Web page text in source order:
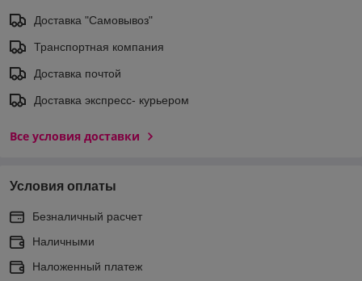
Доставка "Самовывоз"
Транспортная компания
Доставка почтой
Доставка экспреcс- курьером
Все условия доставки
Условия оплаты
Безналичный расчет
Наличными
Наложенный платеж